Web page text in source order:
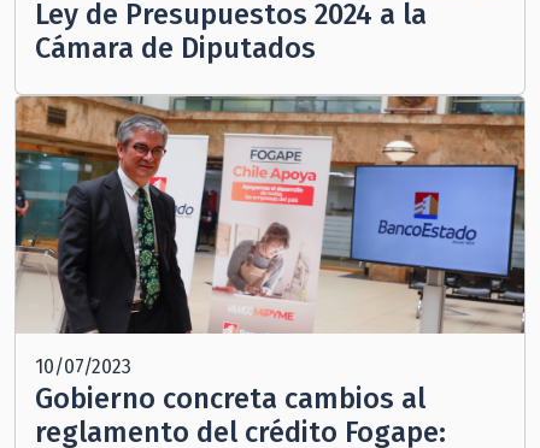
Ley de Presupuestos 2024 a la
Cámara de Diputados
10/07/2023
Gobierno concreta cambios al
reglamento del crédito Fogape: